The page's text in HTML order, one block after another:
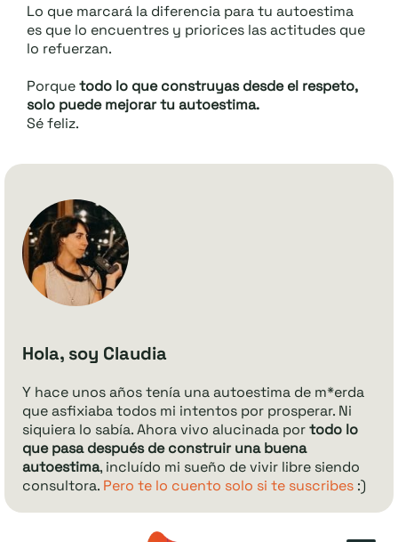
Lo que marcará la diferencia para tu autoestima
es que lo encuentres y priorices las actitudes que
lo refuerzan.
Porquetodo lo que construyas desde el respeto,
solo puede mejorar tu autoestima.
Sé feliz.
Hola, soy Claudia
Y hace unos años tenía una autoestima de m*erda
que asfixiaba todos mi intentos por prosperar. Ni
siquiera lo sabía. Ahora vivo alucinada portodo lo
que pasa después de construir una buena
autoestima, incluído mi sueño de vivir libre siendo
consultora. Pero te lo cuento solo si te suscribes :)